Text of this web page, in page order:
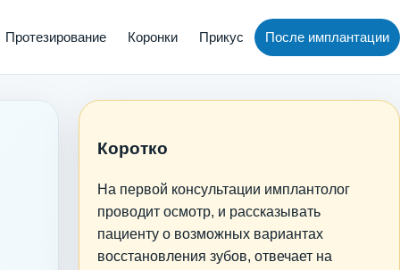
Протезирование Коронки Прикус После имплантации
Коротко
На первой консультации имплантолог
проводит осмотр, и рассказывать
пациенту о возможных вариантах
восстановления зубов, отвечает на